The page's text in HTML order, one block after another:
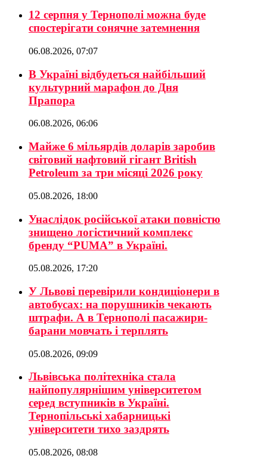
12 серпня у Тернополі можна буде
спостерігати сонячне затемнення
06.08.2026, 07:07
В Україні відбудеться найбільший
культурний марафон до Дня
Прапора
06.08.2026, 06:06
Майже 6 мільярдів доларів заробив
світовий нафтовий гігант British
Petroleum за три місяці 2026 року
05.08.2026, 18:00
Унаслідок російської атаки повністю
знищено логістичний комплекс
бренду “PUMA” в Україні.
05.08.2026, 17:20
У Львові перевірили кондиціонери в
автобусах: на порушників чекають
штрафи. А в Тернополі пасажири-
барани мовчать і терплять
05.08.2026, 09:09
Львівська політехніка стала
найпопулярнішим університетом
серед вступників в Україні.
Тернопільські хабарницькі
університети тихо заздрять
05.08.2026, 08:08